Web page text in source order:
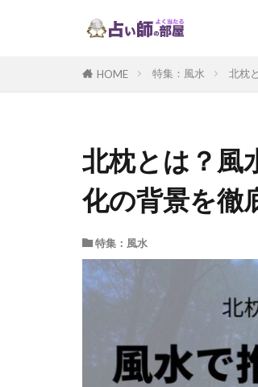
HOME 特集：風水 北枕
北枕とは？風
化の背景を徹
特集：風水